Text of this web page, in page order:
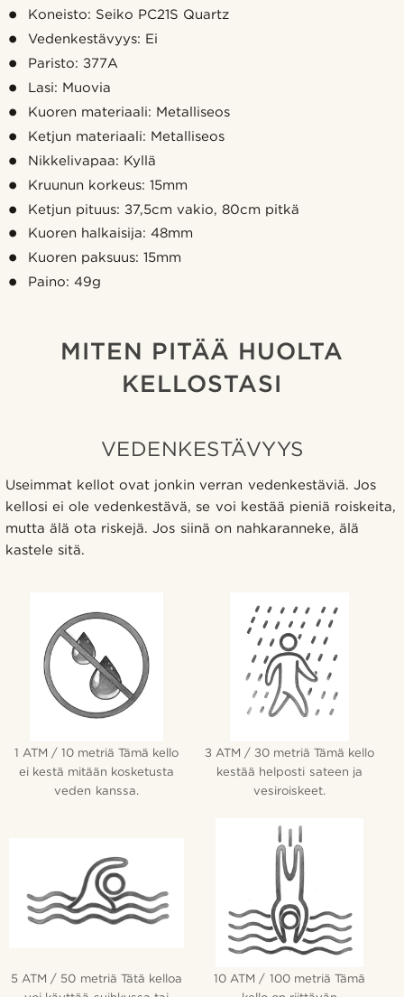
Koneisto: Seiko PC21S Quartz
Vedenkestävyys: Ei
Paristo: 377A
Lasi: Muovia
Kuoren materiaali: Metalliseos
Ketjun materiaali: Metalliseos
Nikkelivapaa: Kyllä
Kruunun korkeus: 15mm
Ketjun pituus: 37,5cm vakio, 80cm pitkä
Kuoren halkaisija: 48mm
Kuoren paksuus: 15mm
Paino: 49g
MITEN PITÄÄ HUOLTA
KELLOSTASI
VEDENKESTÄVYYS
Useimmat kellot ovat jonkin verran vedenkestäviä. Jos
kellosi ei ole vedenkestävä, se voi kestää pieniä roiskeita,
mutta älä ota riskejä. Jos siinä on nahkaranneke, älä
kastele sitä.
1 ATM / 10 metriä Tämä kello
ei kestä mitään kosketusta
veden kanssa.
3 ATM / 30 metriä Tämä kello
kestää helposti sateen ja
vesiroiskeet.
5 ATM / 50 metriä Tätä kelloa
10 ATM / 100 metriä Tämä